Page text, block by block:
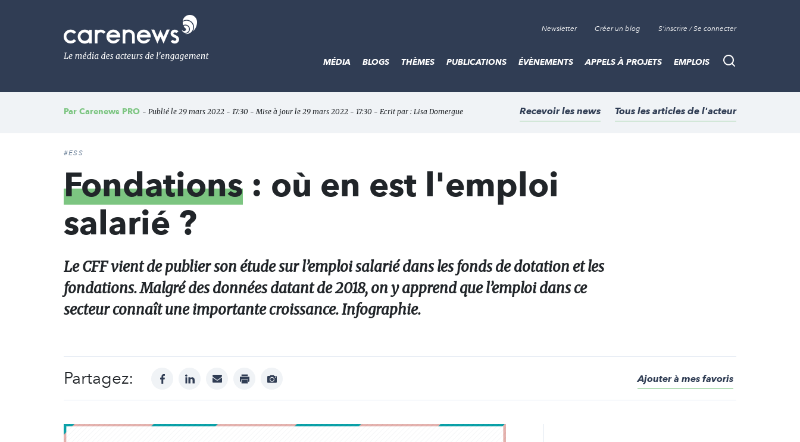
Le
média
de
l'engagement
Newsletter Créer un blog S'inscrire / Se connecter
Recherche
MÉDIA BLOGS THÈMES PUBLICATIONS ÉVÈNEMENTS APPELS À PROJETS EMPLOIS
Par Carenews PRO - Publié le 29 mars 2022 - 17:30 - Mise à jour le 29 mars 2022 - 17:30 - Ecrit par : Lisa Domergue Recevoir les news Tous les articles de l'acteur
#ESS
Fondations : où en est l'emploi
salarié ?
Le CFF vient de publier son étude sur l’emploi salarié dans les fonds de dotation et les
fondations. Malgré des données datant de 2018, on y apprend que l’emploi dans ce
secteur connaît une importante croissance. Infographie.
Partagez: facebooklinkedinmail print
Afficher
Ajouter à mes favoris